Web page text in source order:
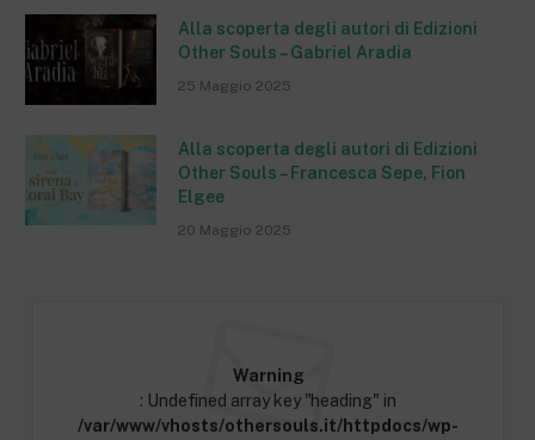
Alla scoperta degli autori di Edizioni
Other Souls – Gabriel Aradia
25 Maggio 2025
Alla scoperta degli autori di Edizioni
Other Souls – Francesca Sepe, Fion
Elgee
20 Maggio 2025
Warning
: Undefined array key "heading" in
/var/www/vhosts/othersouls.it/httpdocs/wp-